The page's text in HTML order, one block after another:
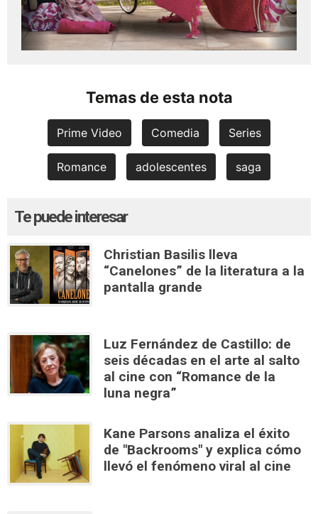
Temas de esta nota
Prime Video Comedia Series
Romance adolescentes saga
Te puede interesar
Christian Basilis lleva
“Canelones” de la literatura a la
pantalla grande
Luz Fernández de Castillo: de
seis décadas en el arte al salto
al cine con “Romance de la
luna negra”
Kane Parsons analiza el éxito
de "Backrooms" y explica cómo
llevó el fenómeno viral al cine